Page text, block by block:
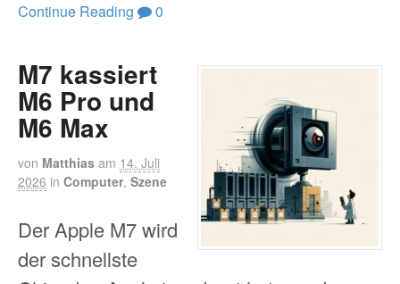
Continue Reading 0
M7 kassiert
M6 Pro und
M6 Max
von Matthias am 14. Juli
2026 in Computer, Szene
Der Apple M7 wird
der schnellste